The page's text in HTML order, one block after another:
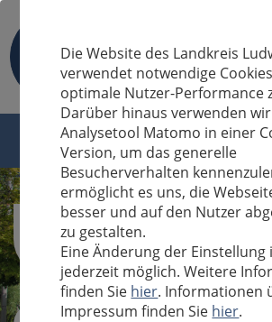
Sucheingabe
Die Website des Landkreis
verwendet notwendige
optimale Nutzer-Performance
Darüber hinaus verwenden
Analysetool Matomo in einer
Version, um das generelle
Besucherverhalten
ermöglicht es uns, die
besser und auf den Nutzer
zu gestalten.
Eine Änderung der Einstellung
jederzeit möglich. Weitere
finden Sie hier. Informationen
Impressum finden Sie hier.